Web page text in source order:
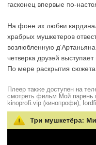
гасконец впервые по-
На фоне их любви
храбрых мушкетеров
возлюбленную
четверка друзей
По мере раскрытия сюжета
Плеер также доступен на
смотреть фильм Мой парень
kinoprofi.vip (кинопрофи),
Три мушкетёра: